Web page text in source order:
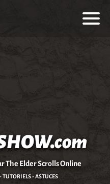
The Elder Scrolls Online
- ASTUCES